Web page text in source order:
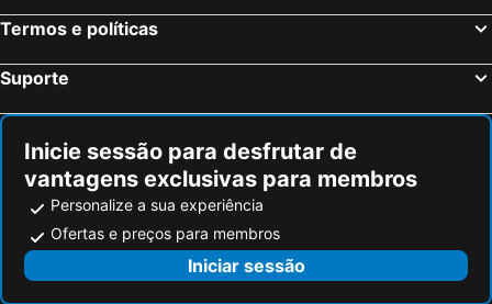
Sangenjo, Galiza Hotéis
Isla Cristina, Andaluzia Hotéis
Termos e políticas
Suporte
Inicie sessão para desfrutar de
vantagens exclusivas para membros
Personalize a sua experiência
Ofertas e preços para membros
Iniciar sessão